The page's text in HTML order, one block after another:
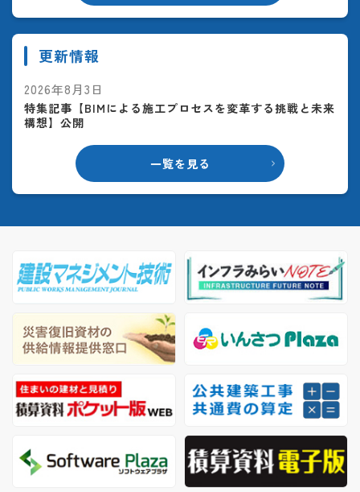
更新情報
一覧を見る
2026年8月3日
特集記事【BIMによる施工プロセスを変革する挑戦と未来
構想】公開